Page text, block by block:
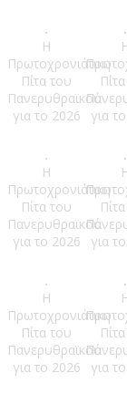
Η
Πρωτοχρονιάτικη
Πίτα του
Πανερυθραϊκού
για το 2026
για
Η
Πρωτοχρονιάτικη
Πίτα του
Πανερυθραϊκού
για το 2026
για
Η
Πρωτοχρονιάτικη
Πίτα του
Πανερυθραϊκού
για το 2026
για